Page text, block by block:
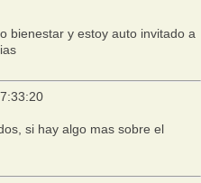
bienestar y estoy auto invitado a
si hay algo mas sobre el